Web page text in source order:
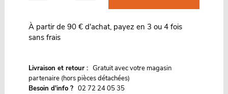
À partir de 90 € d'achat, payez en 3 ou 4 fois
sans frais
Livraison et retour : Gratuit avec votre magasin
partenaire (hors pièces détachées)
Besoin d'info ? 02 72 24 05 35